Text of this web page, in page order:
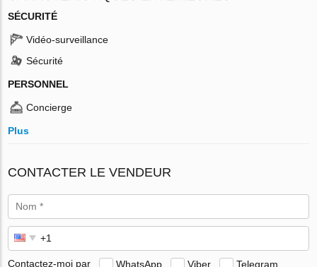
SÉCURITÉ
Vidéo-surveillance
Sécurité
PERSONNEL
Concierge
Plus
CONTACTER LE VENDEUR
Contactez-moi par WhatsApp Viber Telegram